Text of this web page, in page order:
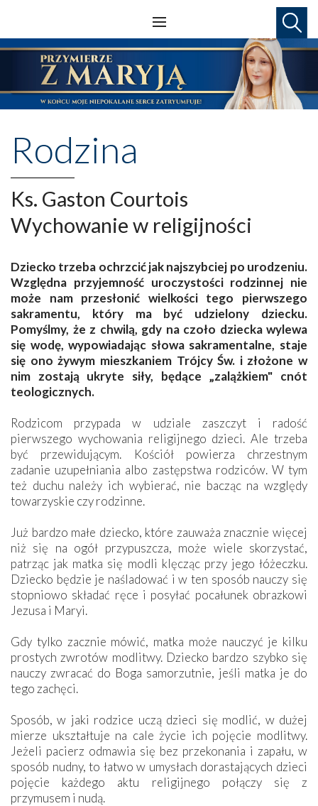
Rodzina
Ks. Gaston Courtois
Wychowanie w religijności
Dziecko trzeba ochrzcić jak najszybciej po urodzeniu.
Względna przyjemność uroczystości rodzinnej nie
może nam przesłonić wielkości tego pierwszego
sakramentu, który ma być udzielony dziecku.
Pomyślmy, że z chwilą, gdy na czoło dziecka wylewa
się wodę, wypowiadając słowa sakramentalne, staje
się ono żywym mieszkaniem Trójcy Św. i złożone w
nim zostają ukryte siły, będące „zalążkiem" cnót
teologicznych.
Rodzicom przypada w udziale zaszczyt i radość
pierwszego wychowania religijnego dzieci. Ale trzeba
być przewidującym. Kościół powierza chrzestnym
zadanie uzupełniania albo zastępstwa rodziców. W tym
też duchu należy ich wybierać, nie bacząc na względy
towarzyskie czy rodzinne.
Już bardzo małe dziecko, które zauważa znacznie więcej
niż się na ogół przypuszcza, może wiele skorzystać,
patrząc jak matka się modli klęcząc przy jego łóżeczku.
Dziecko będzie je naśladować i w ten sposób nauczy się
stopniowo składać ręce i posyłać pocałunek obrazkowi
Jezusa i Maryi.
Gdy tylko zacznie mówić, matka może nauczyć je kilku
prostych zwrotów modlitwy. Dziecko bardzo szybko się
nauczy zwracać do Boga samorzutnie, jeśli matka je do
tego zachęci.
Sposób, w jaki rodzice uczą dzieci się modlić, w dużej
mierze ukształtuje na cale życie ich pojęcie modlitwy.
Jeżeli pacierz odmawia się bez przekonania i zapału, w
sposób nudny, to łatwo w umysłach dorastających dzieci
pojęcie każdego aktu religijnego połączy się z
przymusem i nudą.